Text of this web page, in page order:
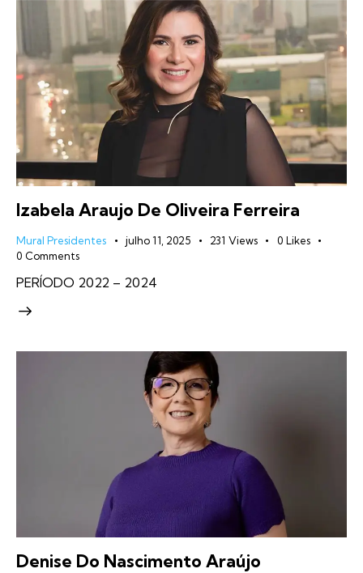
Izabela Araujo De Oliveira Ferreira
Mural Presidentes julho 11, 2025 231 Views 0 Likes
0 Comments
PERÍODO 2022 – 2024
Denise Do Nascimento Araújo